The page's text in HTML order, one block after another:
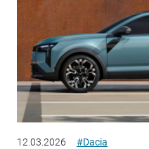
12.03.2026 #Dacia